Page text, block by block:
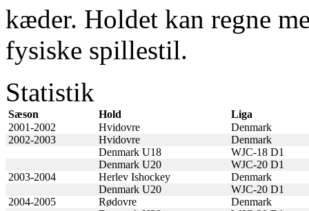
kæder. Holdet kan regne
fysiske spillestil.
Statistik
Sæson Hold
Liga
2001-2002
Hvidovre
Denmark
2002-2003
Hvidovre
Denmark
Denmark U18
WJC-18 D1
Denmark U20
WJC-20 D1
2003-2004
Herlev Ishockey
Denmark
Denmark U20
WJC-20 D1
2004-2005
Rødovre
Denmark